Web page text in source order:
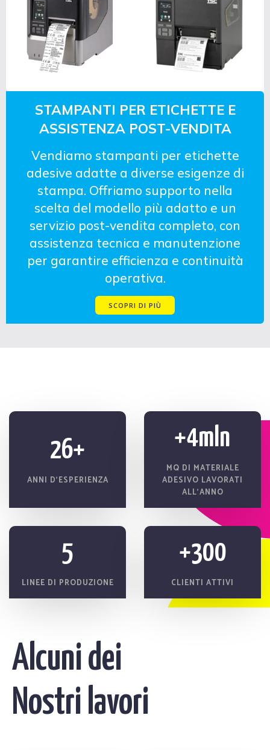
STAMPANTI PER ETICHETTE E
ASSISTENZA POST-VENDITA
Vendiamo stampanti per etichette
adesive adatte a diverse esigenze di
stampa. Offriamo supporto nella
scelta del modello più adatto e un
servizio post-vendita completo, con
assistenza tecnica e manutenzione
per garantire efficienza e continuità
operativa.
SCOPRI DI PIÙ
26+
ANNI D’ESPERIENZA
+4mln
MQ DI MATERIALE
ADESIVO LAVORATI
ALL’ANNO
5
LINEE DI PRODUZIONE
+300
CLIENTI ATTIVI
Alcuni dei
Nostri lavori